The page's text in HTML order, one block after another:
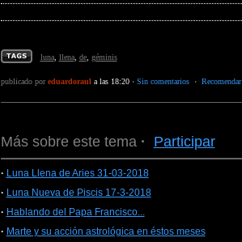
luna, llena, de, géminis
publicado poreduardoraul a las 18:20· Sin comentarios· Recomendar
Más sobre este tema· Participar
· Luna Llena de Aries 31-03-2018
· Luna Nueva de Piscis 17-3-2018
· Hablando del Papa Francisco...
· Marte y su acción astrológica en éstos meses